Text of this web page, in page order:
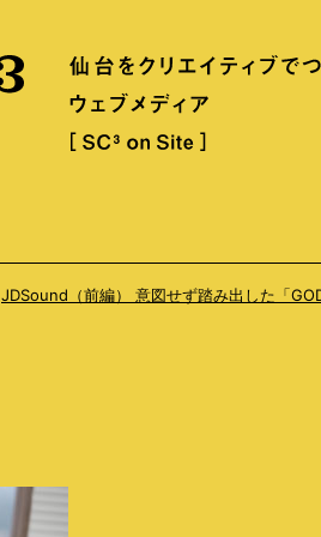
JDSound（前編） 意図せず踏み出した「